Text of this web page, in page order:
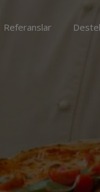
Referanslar